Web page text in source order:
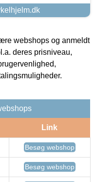
webshops og anmeldt
deres prisniveau,
Link
Besøg webshop
Besøg webshop